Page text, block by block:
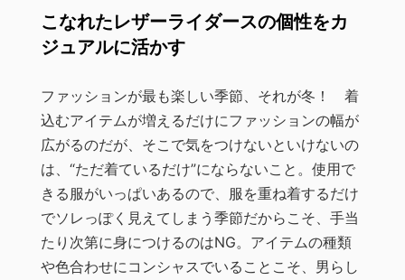
こなれたレザーライダースの個性をカ
ジュアルに活かす
ファッションが最も楽しい季節、それが冬！ 着
込むアイテムが増えるだけにファッションの幅が
広がるのだが、そこで気をつけないといけないの
は、“ただ着ているだけ”にならないこと。使用で
きる服がいっぱいあるので、服を重ね着するだけ
でソレっぽく見えてしまう季節だからこそ、手当
たり次第に身につけるのはNG。アイテムの種類
や色合わせにコンシャスでいることこそ、男らし